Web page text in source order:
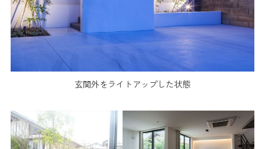
玄関外をライトアップした状態